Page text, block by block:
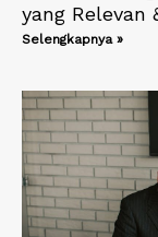
yang Relevan
Selengkapnya »